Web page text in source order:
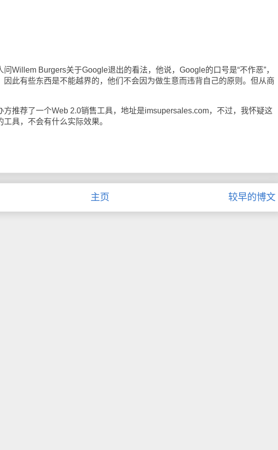
Burgers关于Google退出的看法，他说，Google的口号是“不作恶”，
因此有些东西是不能越界的，他们不会因为做生意而违背自己的原则。但从商
荐了一个Web 2.0销售工具，地址是imsupersales.com，不过，我怀疑这
具，不会有什么实际效果。
较早的博文
主页